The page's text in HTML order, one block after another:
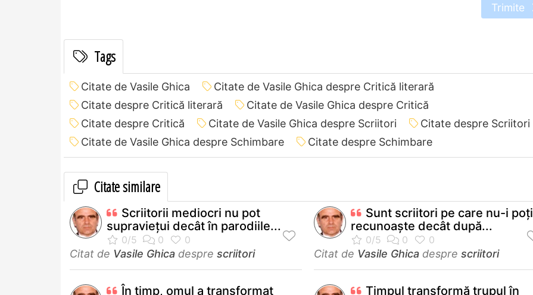
Trimite
Tags
Citate de Vasile Ghica
Citate de Vasile Ghica despre Critică literară
Citate despre Critică literară
Citate de Vasile Ghica despre Critică
Citate despre Critică
Citate de Vasile Ghica despre Scriitori
Citate despre Scriitori
Citate de Vasile Ghica despre Schimbare
Citate despre Schimbare
Citate similare
Scriitorii mediocri nu pot
supravieţui decât în parodiile...
Citat de Vasile Ghica despre scriitori
Sunt scriitori pe care nu-i poţi
recunoaşte decât după...
Citat de Vasile Ghica despre scriitori
În timp, omul a transformat
Timpul transformă trupul în